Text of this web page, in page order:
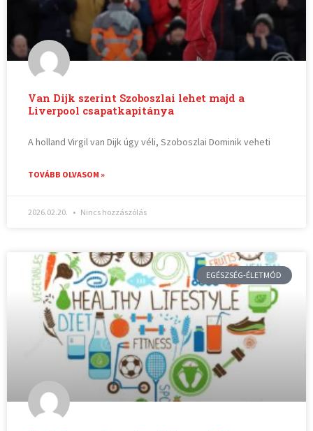
Van Dijk szerint Szoboszlai lehet majd a
Liverpool csapatkapitánya
A holland Virgil van Dijk úgy véli, Szoboszlai Dominik veheti
TOVÁBB OLVASOM »
2026.02.20. Nincs hozzászólás
EGÉSZSÉG-ÉLETMÓD